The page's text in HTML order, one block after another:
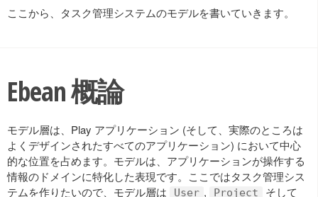
ここから、タスク管理システムのモデルを書いていきます。
Ebean 概論
モデル層は、Play アプリケーション (そして、実際のところは
よくデザインされたすべてのアプリケーション) において中心
的な位置を占めます。モデルは、アプリケーションが操作する
情報のドメインに特化した表現です。ここではタスク管理シス
テムを作りたいので、モデル層は
User , Project そして